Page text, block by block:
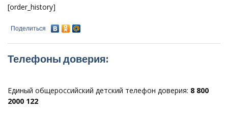
[order_history]
Поделиться
Телефоны доверия:
Единый общероссийский детский телефон доверия: 8 800
2000 122